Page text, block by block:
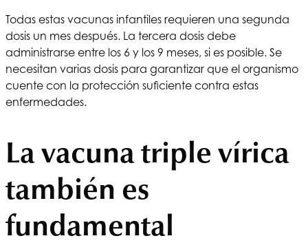
Todas estas vacunas infantiles requieren una segunda
dosis un mes después. La tercera dosis debe
administrarse entre los 6 y los 9 meses, si es posible. Se
necesitan varias dosis para garantizar que el organismo
cuente con la protección suficiente contra estas
enfermedades.
La vacuna triple vírica
también es
fundamental